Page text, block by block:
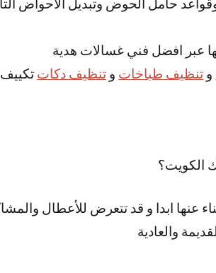
عبر افضل فني غسالات هدية
و تنظيف طباخات و تنظيف دكات
الكويت؟
عنها ابدا و قد تتعرض للأعطال
والعادية